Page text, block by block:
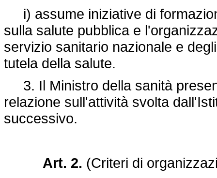
i) assume iniziative di
sulla salute pubblica e
servizio sanitario nazionale e
tutela della salute.
3. Il Ministro della sanità
relazione sull'attività svolta
successivo.
Art. 2. (Criteri di